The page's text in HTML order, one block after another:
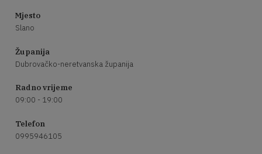
Mjesto
Slano
Županija
Dubrovačko-neretvanska županija
Radno vrijeme
09:00 - 19:00
Telefon
0995946105